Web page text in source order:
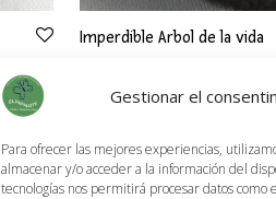
Gestionar el
Para ofrecer las mejores experiencias,
almacenar y/o acceder a la información del
tecnologías nos permitirá procesar datos
Imperdible Arbol de la vida